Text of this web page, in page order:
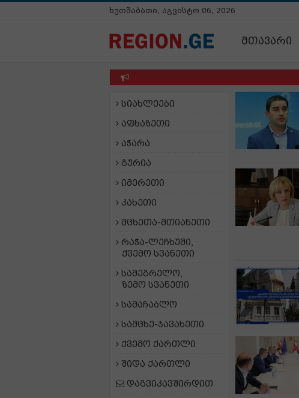
ხუთშაბათი, აგვისტო 06, 2026
მთავარი
სიახლეები
აფხაზეთი
აჭარა
გურია
იმერეთი
კახეთი
მცხეთა-მთიანეთი
რაჭა-ლეჩხუმი,
ქვემო სვანეთი
სამეგრელო,
ზემო სვანეთი
სამაჩაბლო
სამცხე-ჯავახეთი
ქვემო ქართლი
შიდა ქართლი
დაგვიკავშირდით